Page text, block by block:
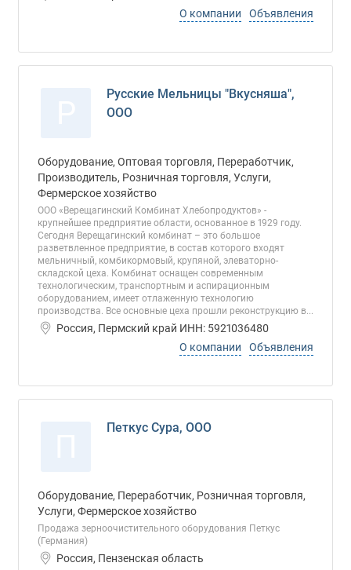
О компании
Объявления
Русские Мельницы "Вкусняша",
ООО
Оборудование, Оптовая торговля, Переработчик,
Производитель, Розничная торговля, Услуги,
Фермерское хозяйство
ООО «Верещагинский Комбинат Хлебопродуктов» -
крупнейшее предприятие области, основанное в 1929 году.
Сегодня Верещагинский комбинат – это большое
разветвленное предприятие, в состав которого входят
мельничный, комбикормовый, крупяной, элеваторно-
складской цеха. Комбинат оснащен современным
технологическим, транспортным и аспирационным
оборудованием, имеет отлаженную технологию
производства. Все основные цеха прошли реконструкцию в...
Россия, Пермский край ИНН: 5921036480
О компании
Объявления
Петкус Сура, ООО
Оборудование, Переработчик, Розничная торговля,
Услуги, Фермерское хозяйство
Продажа зерноочистительного оборудования Петкус
(Германия)
Россия, Пензенская область